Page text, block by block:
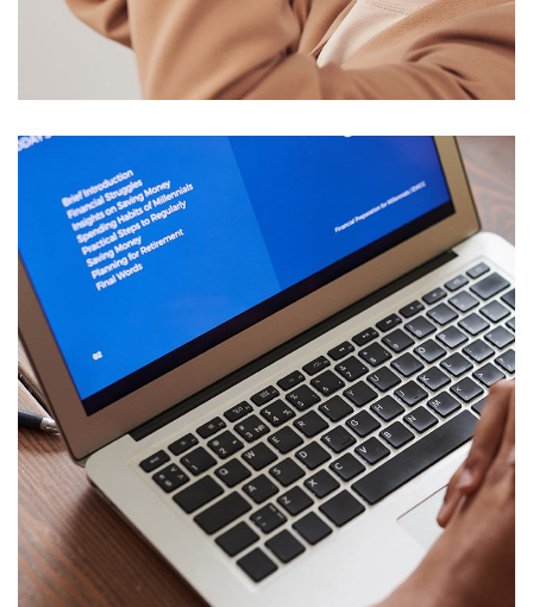
Your New Reality
/ TECHNOLOGY
Immersive Experience
TECHNOLOGY